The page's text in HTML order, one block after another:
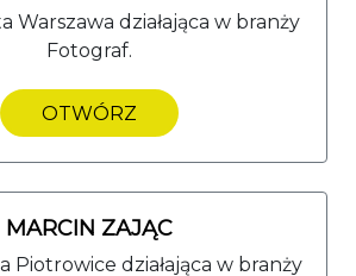
Warszawa działająca w branży
Fotograf.
OTWÓRZ
MARCIN ZAJĄC
Piotrowice działająca w branży